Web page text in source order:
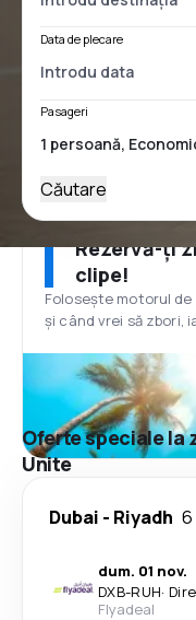
Data de plecare
Pasageri
Căutare
Rezervă-ți
clipe!
Folosește motorul
și când vrei să zbori,
Oferte speciale la
Unite
Dubai - Riyadh 6
dum. 01 nov.
DXB-RUH·
Flyadeal